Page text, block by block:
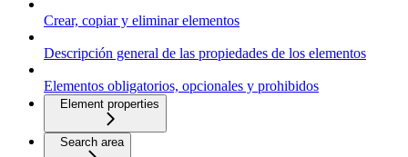
Crear, copiar y eliminar elementos
Descripción general de las propiedades de los elementos
Elementos obligatorios, opcionales y prohibidos
Element properties
Search area